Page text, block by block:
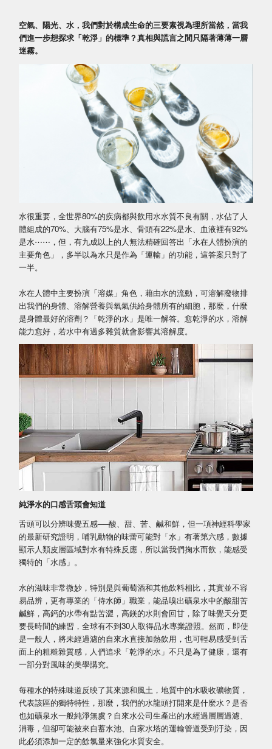
空氣、陽光、水，我們對於構成生命的三要素視為理所當然，當我
們進一步想探求「乾淨」的標準？真相與謊言之間只隔著薄薄一層
迷霧。
水很重要，全世界80%的疾病都與飲用水水質不良有關，水佔了人
體組成的70%、大腦有75%是水、骨頭有22%是水、血液裡有92%
是水⋯⋯，但，有九成以上的人無法精確回答出「水在人體扮演的
主要角色」，多半以為水只是作為「運輸」的功能，這答案只對了
一半。
水在人體中主要扮演「溶媒」角色，藉由水的流動，可溶解廢物排
出我們的身體、溶解營養與氧氣供給身體所有的細胞，那麼，什麼
是身體最好的溶劑？「乾淨的水」是唯一解答。愈乾淨的水，溶解
能力愈好，若水中有過多雜質就會影響其溶解度。
純淨水的口感舌頭會知道
舌頭可以分辨味覺五感──酸、甜、苦、鹹和鮮，但一項神經科學家
的最新研究證明，哺乳動物的味蕾可能對「水」有著第六感，數據
顯示人類皮層區域對水有特殊反應，所以當我們掬水而飲，能感受
獨特的「水感」。
水的滋味非常微妙，特別是與葡萄酒和其他飲料相比，其實並不容
易品辨，更有專業的「侍水師」職業，能品嗅出礦泉水中的酸甜苦
鹹鮮，高鈣的水帶有點苦澀，高鎂的水則會回甘，除了味覺天分更
要長時間的練習，全球有不到30人取得品水專業證照。然而，即使
是一般人，將未經過濾的自來水直接加熱飲用，也可輕易感受到舌
面上的粗糙雜質感，人們追求「乾淨的水」不只是為了健康，還有
一部分對風味的美學講究。
每種水的特殊味道反映了其來源和風土，地質中的水吸收礦物質，
代表該區的獨特特性，那麼，我們的水龍頭打開來是什麼水？是否
也如礦泉水一般純淨無虞？自來水公司生產出的水經過層層過濾、
消毒，但卻可能被來自蓄水池、自家水塔的運輸管道受到汙染，因
此必須添加一定的餘氯量來強化水質安全。